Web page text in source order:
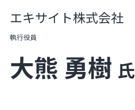
エキサイト株式会社
執行役員
大熊 勇樹 氏